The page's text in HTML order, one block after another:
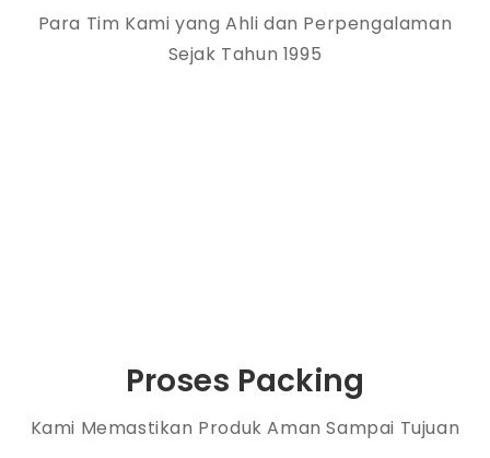
Para Tim Kami yang Ahli dan Perpengalaman
Sejak Tahun 1995
Proses Packing
Kami Memastikan Produk Aman Sampai Tujuan